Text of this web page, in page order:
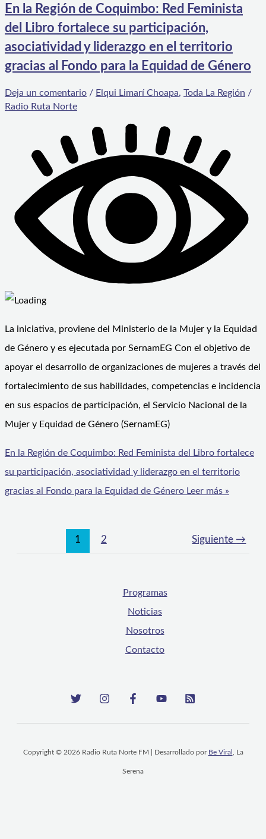
En la Región de Coquimbo: Red Feminista
del Libro fortalece su participación,
asociatividad y liderazgo en el territorio
gracias al Fondo para la Equidad de Género
Deja un comentario / Elqui Limarí Choapa, Toda La Región /
Radio Ruta Norte
La iniciativa, proviene del Ministerio de la Mujer y la Equidad
de Género y es ejecutada por SernamEG Con el objetivo de
apoyar el desarrollo de organizaciones de mujeres a través del
fortalecimiento de sus habilidades, competencias e incidencia
en sus espacios de participación, el Servicio Nacional de la
Mujer y Equidad de Género (SernamEG)
En la Región de Coquimbo: Red Feminista del Libro fortalece
su participación, asociatividad y liderazgo en el territorio
gracias al Fondo para la Equidad de Género Leer más »
1 2 Siguiente →
Programas
Noticias
Nosotros
Contacto
Copyright © 2026 Radio Ruta Norte FM | Desarrollado por Be Viral , La
Serena